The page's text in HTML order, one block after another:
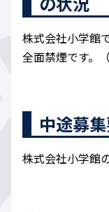
株式会社小学館
全面禁煙です。
中途募
株式会社小学館